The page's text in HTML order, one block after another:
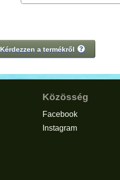
Kérdezzen a termékről
Közösség
Facebook
Instagram